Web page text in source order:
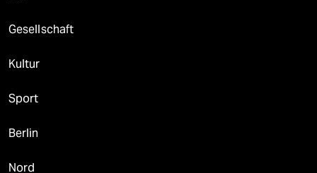
Gesellschaft
Kultur
Sport
Berlin
Nord